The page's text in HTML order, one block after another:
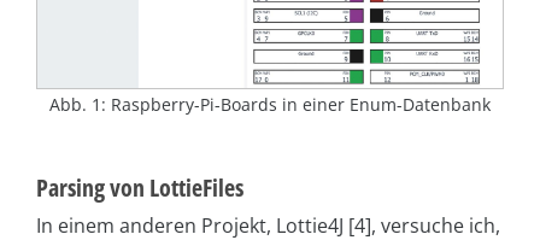
Abb. 1: Raspberry-Pi-Boards in einer Enum-Datenbank
Parsing von LottieFiles
In einem anderen Projekt, Lottie4J [4], versuche ich,